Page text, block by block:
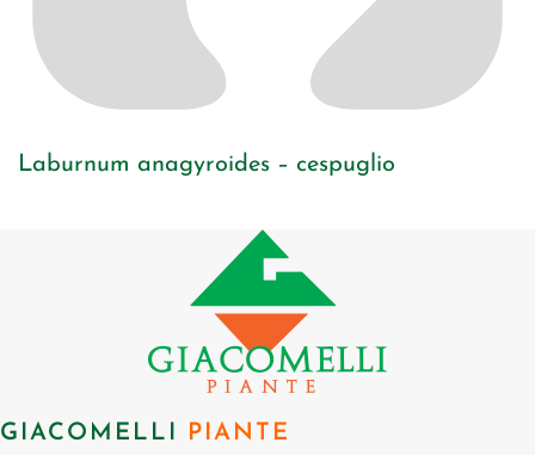
Laburnum anagyroides – cespuglio
GIACOMELLI PIANTE